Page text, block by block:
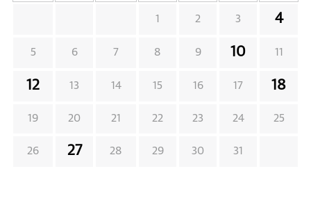
1 2 3 4
5 6 7 8 9 10 11
12 13 14 15 16 17 18
19 20 21 22 23 24 25
26 27 28 29 30 31